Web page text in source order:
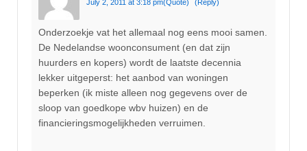
July 2, 2011 at 3:18 pm(Quote) (Reply)
Onderzoekje vat het allemaal nog eens mooi samen.
De Nedelandse woonconsument (en dat zijn
huurders en kopers) wordt de laatste decennia
lekker uitgeperst: het aanbod van woningen
beperken (ik miste alleen nog gegevens over de
sloop van goedkope wbv huizen) en de
financieringsmogelijkheden verruimen.